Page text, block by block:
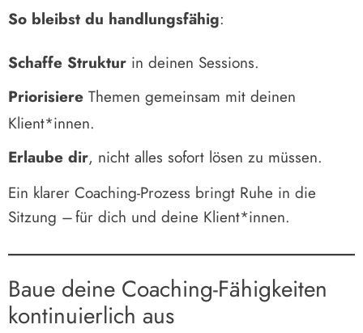
So bleibst du handlungsfähig:
Schaffe Struktur in deinen Sessions.
Priorisiere Themen gemeinsam mit deinen
Klient*innen.
Erlaube dir, nicht alles sofort lösen zu müssen.
Ein klarer Coaching-Prozess bringt Ruhe in die
Sitzung – für dich und deine Klient*innen.
Baue deine Coaching-Fähigkeiten
kontinuierlich aus